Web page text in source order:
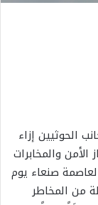
إزاء
والمخابرات
التابع لهم مجمّعًا تابعًا لـ الأمم المتحدة في العاصمة ‎صنعاء يوم
جملة من المخاطر